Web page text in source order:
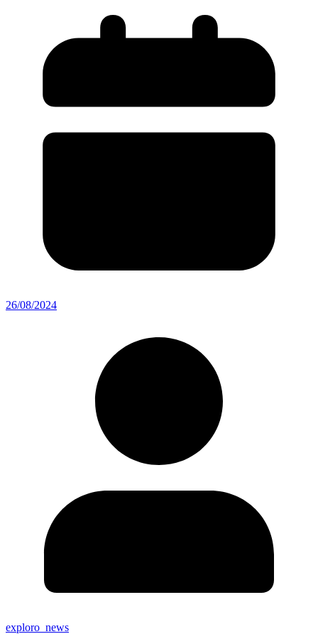
26/08/2024
exploro_news